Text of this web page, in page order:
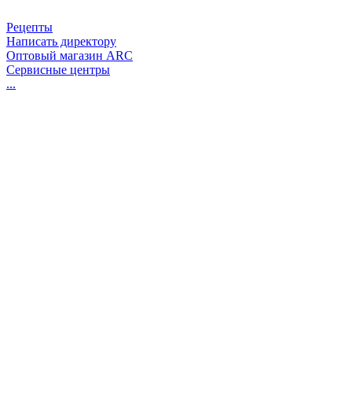
Рецепты
Написать директору
Оптовый магазин ARC
Сервисные центры
...